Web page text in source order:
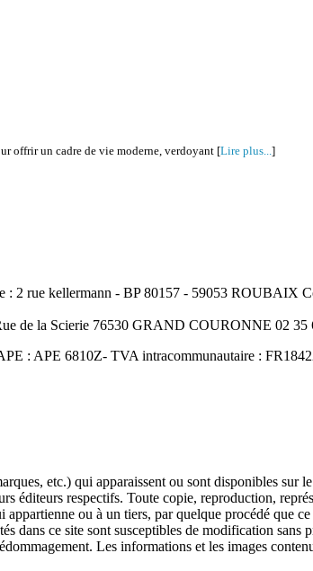
offrir un cadre de vie moderne, verdoyant [Lire plus...]
2 rue kellermann - BP 80157 - 59053 ROUBAIX
de la Scierie 76530 GRAND COURONNE 02 35
: APE 6810Z- TVA intracommunautaire :
etc.) qui apparaissent ou sont disponibles sur
éditeurs respectifs. Toute copie, reproduction,
ou à un tiers, par quelque procédé que
dans ce site sont susceptibles de modification sans
Les informations et les images